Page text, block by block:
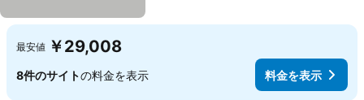
最安値 ￥29,008
8件のサイトの料金を表示 料金を表示